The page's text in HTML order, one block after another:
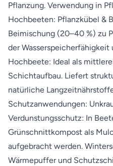
Pflanzung. Verwendung in
Hochbeeten: Pflanzkübel &
Beimischung (20–40 %) zu
der
Hochbeete: Ideal als
Schichtaufbau. Liefert
natürliche
Schutzanwendungen:
Verdunstungsschutz: In
Grünschnittkompost als
aufgebracht werden.
Wärmepuffer und